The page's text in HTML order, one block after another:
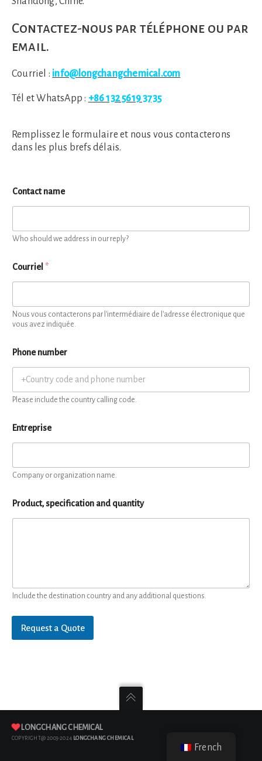
Contactez-nous par téléphone ou par
email.
Courriel : info@longchangchemical.com
Tél et WhatsApp : +86 132 5619 3735
Remplissez le formulaire et nous vous contacterons
dans les plus brefs délais.
Contact name
Who should we address in our reply?
Courriel *
Nous vous contacterons par l'intermédiaire de l'adresse électronique que
vous avez indiquée.
Phone number
Please include the country calling code.
Entreprise
Company or organization name.
Product, specification and quantity
Include the destination country and any additional questions.
Request a Quote
LONGCHANG CHEMICAL
COPYRIGHT@ 2003-2024 LONGCHANG CHEMICAL
French